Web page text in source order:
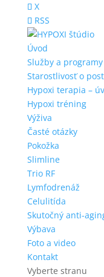
X
RSS
Úvod
Služby a programy
Starostlivosť o
Hypoxi terapia –
Hypoxi tréning
Výživa
Časté otázky
Pokožka
Slimline
Trio RF
Lymfodrenáž
Celulitída
Skutočný anti-
Výbava
Foto a video
Kontakt
Vyberte stranu